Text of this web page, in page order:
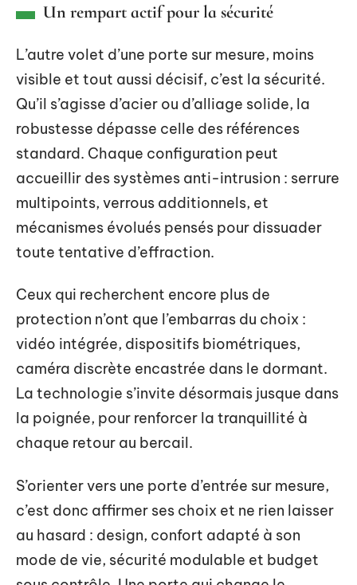
Un rempart actif pour la sécurité
L’autre volet d’une porte sur mesure, moins
visible et tout aussi décisif, c’est la sécurité.
Qu’il s’agisse d’acier ou d’alliage solide, la
robustesse dépasse celle des références
standard. Chaque configuration peut
accueillir des systèmes anti-intrusion : serrure
multipoints, verrous additionnels, et
mécanismes évolués pensés pour dissuader
toute tentative d’effraction.
Ceux qui recherchent encore plus de
protection n’ont que l’embarras du choix :
vidéo intégrée, dispositifs biométriques,
caméra discrète encastrée dans le dormant.
La technologie s’invite désormais jusque dans
la poignée, pour renforcer la tranquillité à
chaque retour au bercail.
S’orienter vers une porte d’entrée sur mesure,
c’est donc affirmer ses choix et ne rien laisser
au hasard : design, confort adapté à son
mode de vie, sécurité modulable et budget